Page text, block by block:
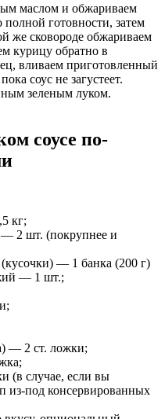
маслом и обжариваем
готовности, затем
же сковороде обжариваем
курицу обратно в
вливаем приготовленный
соус не загустеет.
зеленым луком.
соусе по-
кг;
— 2 шт. (покрупнее и
— 1 банка (200 г)
— 1 шт.;
— 2 ст. ложки;
(в случае, если вы
из-под консервированных